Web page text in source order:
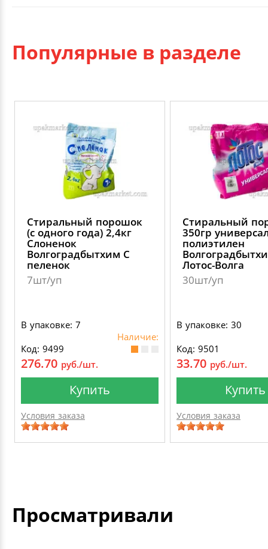
Популярные в разделе
Стиральный порошок
(с одного года) 2,4кг
Слоненок
Волгоградбытхим С
пеленок
7шт/уп
В упаковке: 7
Наличие:
Код: 9499
276.70 руб./шт.
Купить
Условия заказа
Стиральный
350гр
полиэтилен
Лотос-Волга
30шт/уп
В упаковке: 30
Код: 9501
33.70 руб./шт.
Купить
Условия заказа
Просматривали